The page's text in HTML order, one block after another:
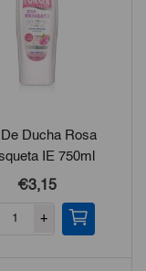
Ducha Rosa
IE 750ml
€3,15
+